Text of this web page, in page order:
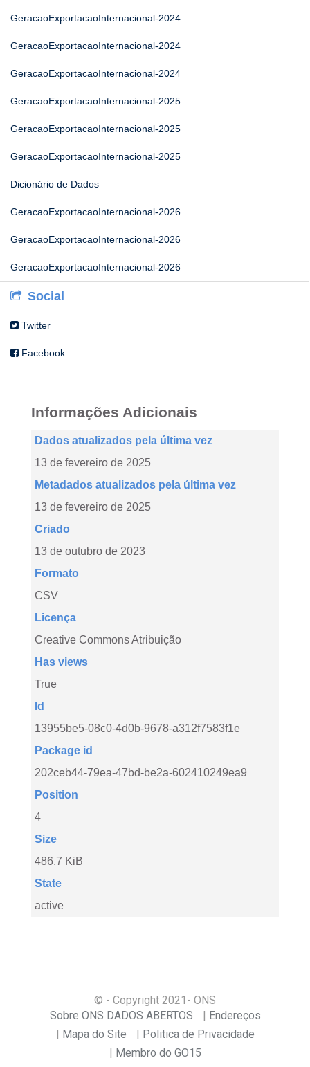
GeracaoExportacaoInternacional-2024
GeracaoExportacaoInternacional-2024
GeracaoExportacaoInternacional-2024
GeracaoExportacaoInternacional-2025
GeracaoExportacaoInternacional-2025
GeracaoExportacaoInternacional-2025
Dicionário de Dados
GeracaoExportacaoInternacional-2026
GeracaoExportacaoInternacional-2026
GeracaoExportacaoInternacional-2026
Social
Twitter
Facebook
Informações Adicionais
Dados atualizados pela última vez
13 de fevereiro de 2025
Metadados atualizados pela última vez
13 de fevereiro de 2025
Criado
13 de outubro de 2023
Formato
CSV
Licença
Creative Commons Atribuição
Has views
True
Id
13955be5-08c0-4d0b-9678-a312f7583f1e
Package id
202ceb44-79ea-47bd-be2a-602410249ea9
Position
4
Size
486,7 KiB
State
active
© - Copyright 2021 - ONS
Sobre ONS DADOS ABERTOS
Endereços
Mapa do Site
Politica de Privacidade
Membro do GO15